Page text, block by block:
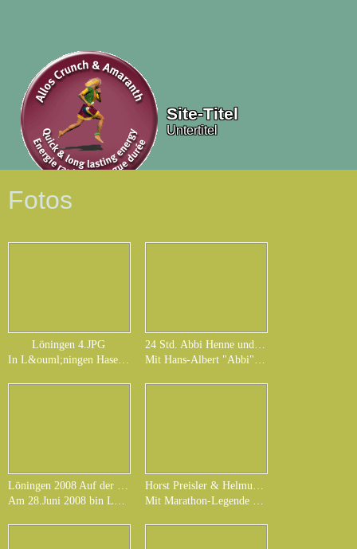
Site-Titel
Untertitel
Fotos
Löningen 4.JPG
In L&ouml;ningen Hasetalmarathon&nbsp; am 28.Juni 2008 bei Km 25 eine Woche vor meinem ersten<br>24 Stundenlauf in Delmenhorst. Ein sehr sch&ouml;ner Lauf auch von der Organisation her.
24 Std. Abbi Henne und Helmuth.JPG
Mit Hans-Albert "Abbi" Henne beim 24 Stundenlauf in Delmenhorst am 05.+ 06. Juli 09 ein Kilometer 30.
Löningen 2008 Auf der Strecke
Am 28.Juni 2008 bin L&ouml;ningen bei ca. km 27. Wunderbarer Lauf sehr gute Organisation.
Horst Preisler & Helmuth Kohl 27.08.06.JPG
Mit Marathon-Legende Horst Preisler in Goldenstedt beim Moormarathon 2006